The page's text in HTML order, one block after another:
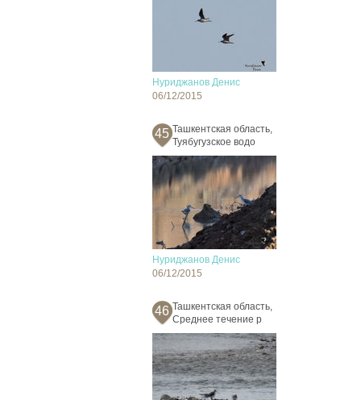
Нуриджанов Денис
06/12/2015
45 Ташкентская область,
Туябугузское водо
Нуриджанов Денис
06/12/2015
46 Ташкентская область,
Среднее течение р